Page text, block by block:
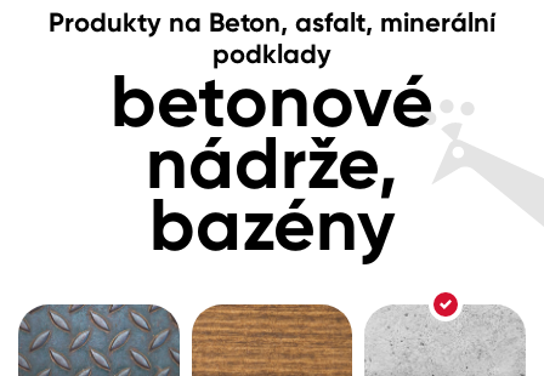
Maloobchod Velkoobchod Sortiment
systémy
Sortiment
Prodejny
Tónovací systémy
Kariéra Reference
Kov
Dřevo
Beton, asfalt, minerální podklady
Plast, sklo, keramika
Stěny
Fasády
Colorlak Dekor
Colorlak Profi
Colorlak Pta
Produkty na Beton, asfalt, minerální
podklady
betonové
nádrže,
bazény